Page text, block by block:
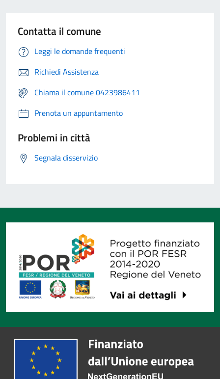
Contatta il comune
Leggi le domande frequenti
Richiedi Assistenza
Chiama il comune 0423986411
Prenota un appuntamento
Problemi in città
Segnala disservizio